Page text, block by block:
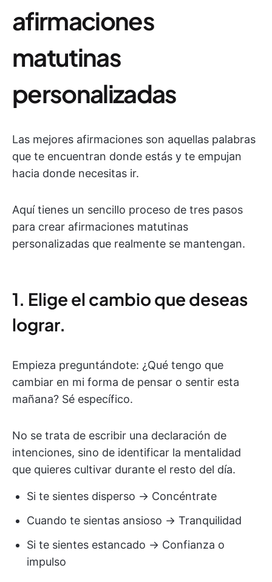
afirmaciones
matutinas
personalizadas
Las mejores afirmaciones son aquellas palabras
que te encuentran donde estás y te empujan
hacia donde necesitas ir.
Aquí tienes un sencillo proceso de tres pasos
para crear afirmaciones matutinas
personalizadas que realmente se mantengan.
1. Elige el cambio que deseas
lograr.
Empieza preguntándote: ¿Qué tengo que
cambiar en mi forma de pensar o sentir esta
mañana? Sé específico.
No se trata de escribir una declaración de
intenciones, sino de identificar la mentalidad
que quieres cultivar durante el resto del día.
Si te sientes disperso → Concéntrate
Cuando te sientas ansioso → Tranquilidad
Si te sientes estancado → Confianza o
impulso